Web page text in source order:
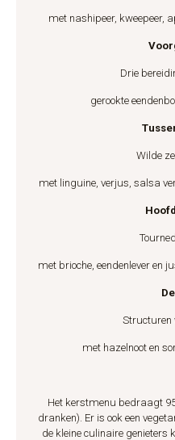
met nashipeer, kweepeer,
Drie
gerookte
Wilde
met linguine, verjus, salsa
met brioche, eendenlever en
Structuren
met hazelnoot en
Het kerstmenu bedraagt
dranken). Er is ook een
de kleine culinaire genieters